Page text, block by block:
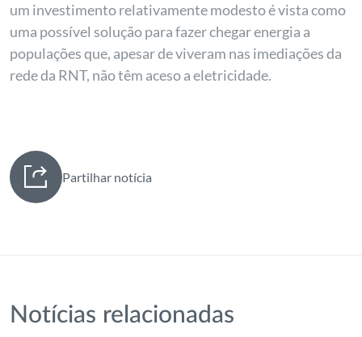
um investimento relativamente modesto é vista como
uma possível solução para fazer chegar energia a
populações que, apesar de viveram nas imediações da
rede da RNT, não têm aceso a eletricidade.
Partilhar notícia
Notícias relacionadas